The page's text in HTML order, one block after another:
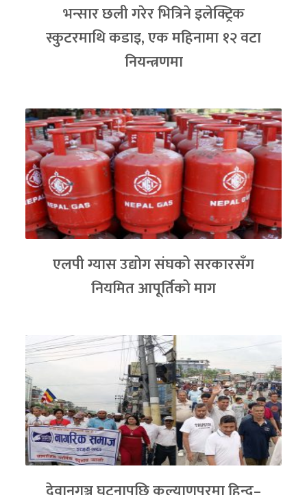
भन्सार छली गरेर भित्रिने इलेक्ट्रिक
स्कुटरमाथि कडाइ, एक महिनामा १२ वटा
नियन्त्रणमा
एलपी ग्यास उद्योग संघको सरकारसँग
नियमित आपूर्तिको माग